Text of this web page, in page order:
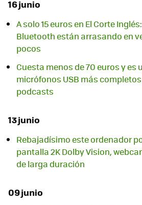
16 junio
A solo 15 euros en El Corte
Bluetooth están arrasando en
pocos
Cuesta menos de 70 euros y es
micrófonos USB más
podcasts
13 junio
Rebajadísimo este ordenador
pantalla 2K Dolby Vision,
de larga duración
09 junio